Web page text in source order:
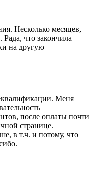
Несколько месяцев,
что закончила
на другую
Меня
после оплаты почти
странице.
в т.ч. и потому, что